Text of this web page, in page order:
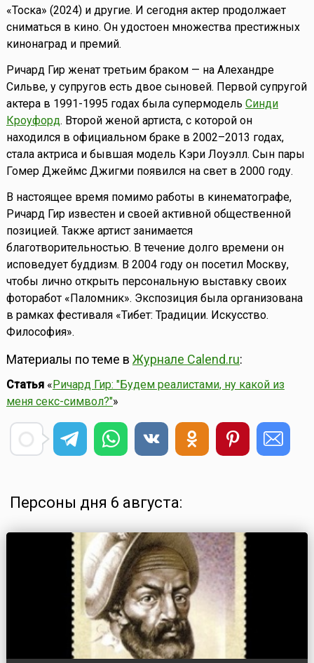
«Тоска» (2024) и другие. И сегодня актер продолжает
сниматься в кино. Он удостоен множества престижных
кинонаград и премий.
Ричард Гир женат третьим браком — на Алехандре
Сильве, у супругов есть двое сыновей. Первой супругой
актера в 1991-1995 годах была супермодель Синди
Кроуфорд. Второй женой артиста, с которой он
находился в официальном браке в 2002–2013 годах,
стала актриса и бывшая модель Кэри Лоуэлл. Сын пары
Гомер Джеймс Джигми появился на свет в 2000 году.
В настоящее время помимо работы в кинематографе,
Ричард Гир известен и своей активной общественной
позицией. Также артист занимается
благотворительностью. В течение долго времени он
исповедует буддизм. В 2004 году он посетил Москву,
чтобы лично открыть персональную выставку своих
фоторабот «Паломник». Экспозиция была организована
в рамках фестиваля «Тибет: Традиции. Искусство.
Философия».
Материалы по теме в Журнале Calend.ru:
Статья« Ричард Гир: "Будем реалистами, ну какой из
меня секс-символ?"»
Персоны дня 6 августа: